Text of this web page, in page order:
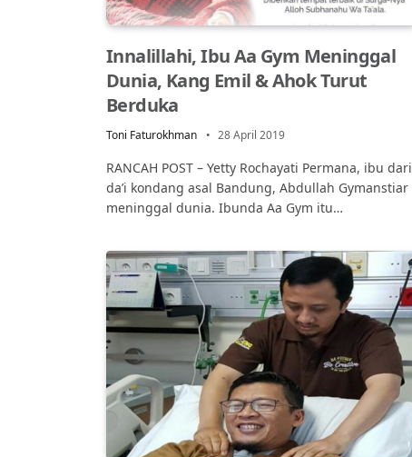
Innalillahi, Ibu Aa Gym Meninggal
Dunia, Kang Emil & Ahok Turut
Berduka
Toni Faturokhman 28 April 2019
RANCAH POST – Yetty Rochayati Permana, ibu dari
da’i kondang asal Bandung, Abdullah Gymanstiar
meninggal dunia. Ibunda Aa Gym itu…